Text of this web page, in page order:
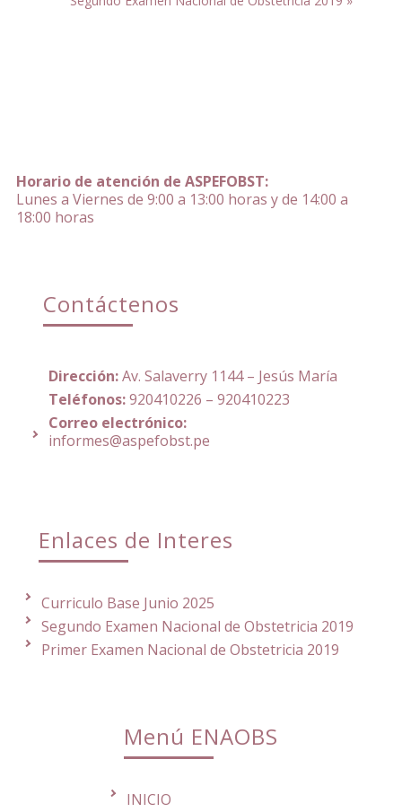
Horario de atención de ASPEFOBST:
Lunes a Viernes de 9:00 a 13:00 horas y de 14:00 a
18:00 horas
Contáctenos
Dirección:Av. Salaverry 1144 – Jesús María
Teléfonos:920410226 – 920410223
Correo electrónico:
informes@aspefobst.pe
Enlaces de Interes
Curriculo Base Junio 2025
Segundo Examen Nacional de Obstetricia 2019
Primer Examen Nacional de Obstetricia 2019
Menú ENAOBS
INICIO